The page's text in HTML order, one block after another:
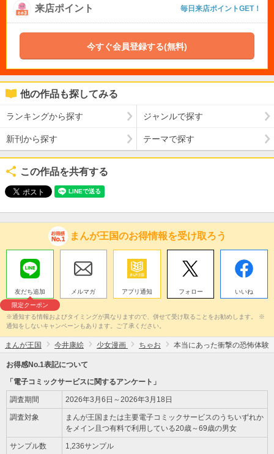
来店ポイント 毎日来店ポイントGET！
今すぐ会員登録する(無料)
他の作品も探してみる
ランキングから探す ジャンルで探す
新刊から探す テーマで探す
この作品を共有する
まんが王国のお得情報を受け取ろう
友だち追加
限定クーポン
メルマガ アプリ通知 フォロー いいね
※通知する情報およびタイミングが異なりますので、併せて受け取ることをお勧めします。 ※
通知をしないキャンペーンもあります。ご了承ください。
まんが王国 今井康絵 少女漫画 ちゃお 本当にあった衝撃の恐怖体験
お得感No.1表記について
「電子コミックサービスに関するアンケート」
調査期間 2026年3月6日～2026年3月18日
調査対象
まんが王国または主要電子コミックサービスのうちいずれか
をメイン且つ有料で利用している20歳～69歳の男女
サンプル数 1,236サンプル